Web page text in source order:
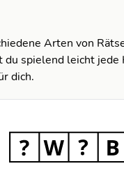
Arten von
spielend leicht
dich.